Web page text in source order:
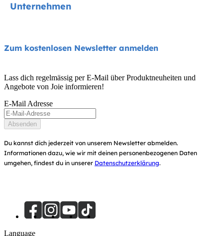
Hochstühle
Reise- und Beistellbetten
Babytragen
Garantie
Benutzerhandbuch
Seitenübersicht
Unternehmen
Über uns
Auszeichnungen
Händlersuche
Produktregistrierung
Zum kostenlosen Newsletter anmelden
Lass dich regelmässig per E-Mail über Produktneuheiten und
Angebote von Joie informieren!
E-Mail Adresse
Absenden
Du kannst dich jederzeit von unserem Newsletter abmelden.
Informationen dazu, wie wir mit deinen personenbezogenen Daten
umgehen, findest du in unserer Datenschutzerklärung.
Language